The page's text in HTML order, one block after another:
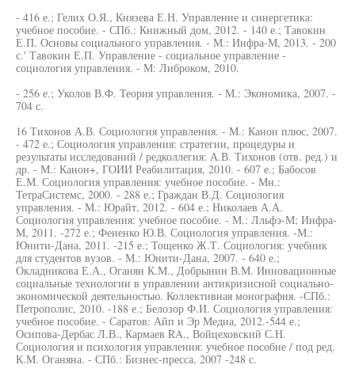
- 416 е.; Гелих О.Я., Князева Е.Н. Управление и синергетика:
учебное пособие. - СПб.: Книжный дом, 2012. - 140 е.; Тавокин
Е.П. Основы социального управления. - М.: Инфра-М, 2013. - 200
с.' Тавокин Е.П. Управление - социальное управление -
социология управления. - М: Либроком, 2010.
- 256 е.; Уколов В.Ф. Теория управления. - М.: Экономика, 2007. -
704 с.
16 Тихонов А.В. Социология управления. - М.: Канон плюс, 2007.
- 472 е.; Социология управления: стратегии, процедуры и
результаты исследований / редколлегия: А.В. Тихонов (отв. ред.) и
др. - М.: Канон+, ГОИИ Реабилитация, 2010. - 607 е.; Бабосов
Е.М. Социология управления: учебное пособие. - Мн.:
ТетраСистемс, 2000. - 288 е.; Граждан В.Д. Социология
управления. - М.: Юрайт, 2012. - 604 е.; Николаев А.А.
Социология управления: учебное пособие. - М.: Лльфэ-М; Инфра-
М, 2011. -272 е.; Фененко Ю.В. Социология управления. -М.:
Юнити-Дана, 2011. -215 е.; Тощенко Ж.Т. Социология: учебник
для студентов вузов. - М.: Юнити-Дана, 2007. - 640 е.;
Окладникова Е.А., Оганян К.М., Добрынин В.М. Инновационные
социальные технологии в управлении антикризисной социально-
экономической деятельностью. Коллективная монография. -СПб.:
Петрополис, 2010. -188 е.; Белозор Ф.И. Социология управления:
учебное пособие. - Саратов: Айп и Эр Медиа, 2012.-544 е.;
Осипова-Дербас Л.В., Кармаев RA., Войцеховский С.Н.
Социология и психология управления: учебное пособие / под ред.
К.М. Оганяна. - СПб.: Бизнес-пресса, 2007 -248 с.